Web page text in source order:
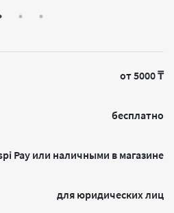
от 5000 ₸
бесплатно
Pay или наличными в магазине
для юридических лиц